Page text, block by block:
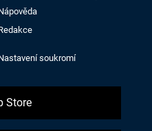
soukromí
Store